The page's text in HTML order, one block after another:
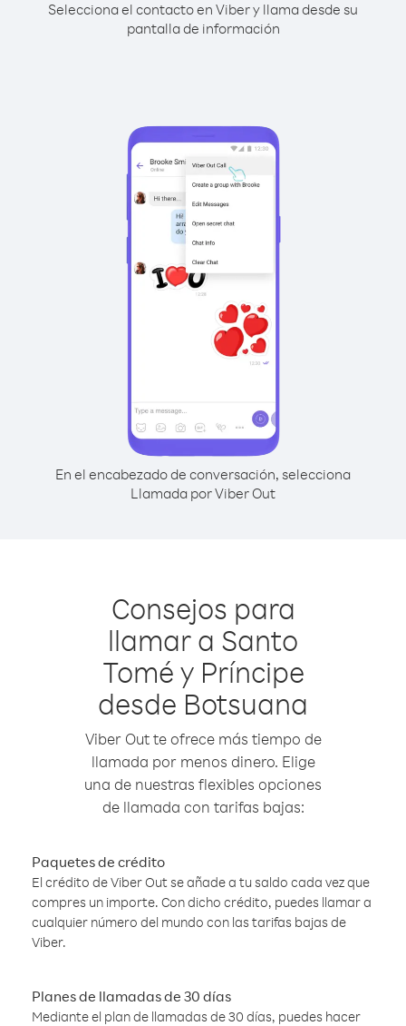
Selecciona el contacto en Viber y llama desde su
pantalla de información
En el encabezado de conversación, selecciona
Llamada por Viber Out
Consejos para
llamar a Santo
Tomé y Príncipe
desde Botsuana
Viber Out te ofrece más tiempo de
llamada por menos dinero. Elige
una de nuestras flexibles opciones
de llamada con tarifas bajas:
Paquetes de crédito
El crédito de Viber Out se añade a tu saldo cada vez que
compres un importe. Con dicho crédito, puedes llamar a
cualquier número del mundo con las tarifas bajas de
Viber.
Planes de llamadas de 30 días
Mediante el plan de llamadas de 30 días, puedes hacer